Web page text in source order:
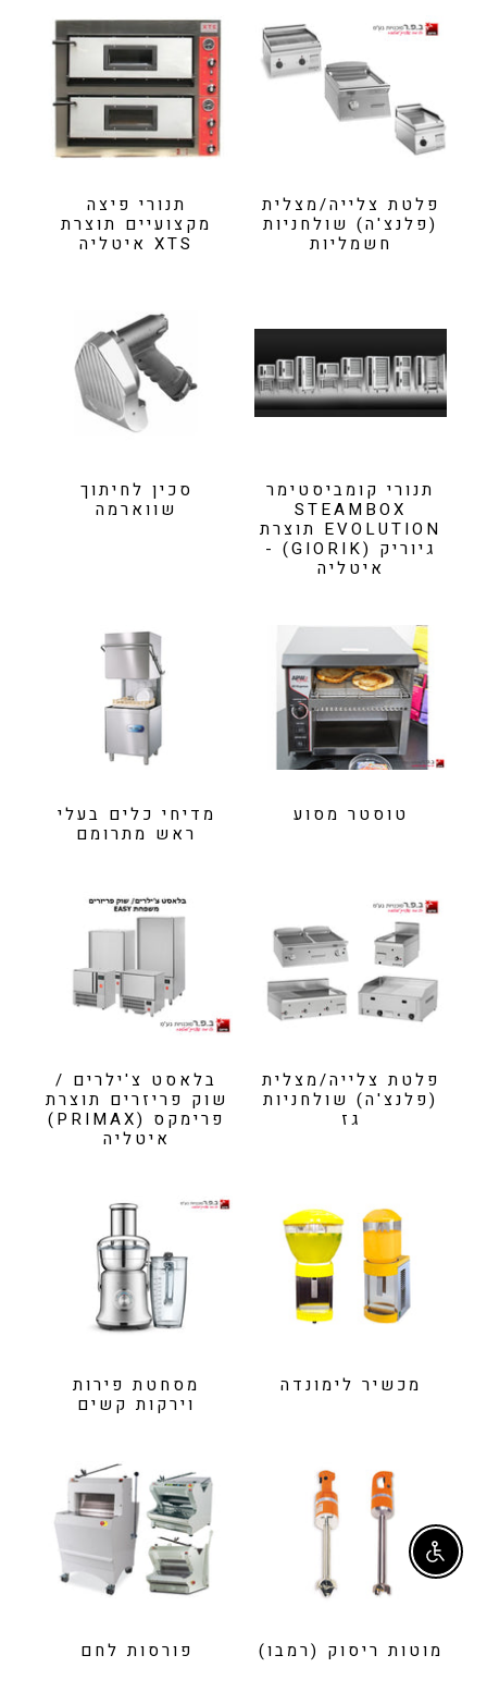
פלטת צלייה/מצלית
(פלנצ'ה) שולחניות
חשמליות
תנורי פיצה
מקצועיים תוצרת
XTS איטליה
תנורי קומביסטימר
STEAMBOX
EVOLUTION תוצרת
גיוריק (GIORIK) -
איטליה
סכין לחיתוך
שווארמה
טוסטר מסוע
מדיחי כלים בעלי
ראש מתרומם
פלטת צלייה/מצלית
(פלנצ'ה) שולחניות
גז
בלאסט צ'ילרים /
שוק פריזרים תוצרת
פרימקס (PRIMAX)
איטליה
מכשיר לימונדה
מסחטת פירות
וירקות קשים
מוטות ריסוק (רמבו) פורסות לחם
Enable accessibility